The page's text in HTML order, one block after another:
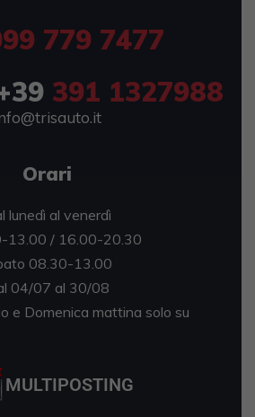
779 7477
391 1327988
Orari
lunedì al venerdì
13.00 / 16.00-20.30
13.00
al 30/08
e Domenica mattina solo su
MULTIPOSTING